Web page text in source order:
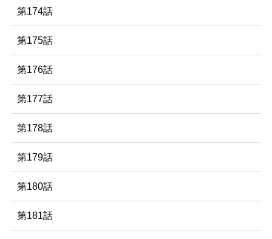
第174話
第175話
第176話
第177話
第178話
第179話
第180話
第181話